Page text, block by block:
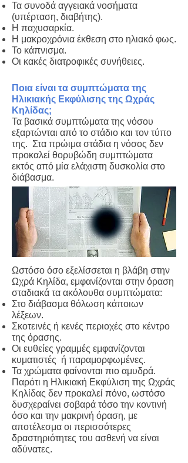
Τα συνοδά αγγειακά νοσήματα
(υπέρταση, διαβήτης).
Η παχυσαρκία.
Η μακροχρόνια έκθεση στο ηλιακό φως.
Το κάπνισμα.
Οι κακές διατροφικές συνήθειες.
Ποια είναι τα συμπτώματα της
Ηλικιακής Εκφύλισης της Ωχράς
Κηλίδας;
Τα βασικά συμπτώματα της νόσου
εξαρτώνται από το στάδιο και τον τύπο
της. Στα πρώιμα στάδια η νόσος δεν
προκαλεί θορυβώδη συμπτώματα
εκτός από μία ελάχιστη δυσκολία στο
διάβασμα.
Ωστόσο όσο εξελίσσεται η βλάβη στην
Ωχρά Κηλίδα, εμφανίζονται στην όραση
σταδιακά τα ακόλουθα συμπτώματα:
Στο διάβασμα θόλωση κάποιων
λέξεων.
Σκοτεινές ή κενές περιοχές στο κέντρο
της όρασης.
Οι ευθείες γραμμές εμφανίζονται
κυματιστές ή παραμορφωμένες.
Τα χρώματα φαίνονται πιο αμυδρά.
Παρότι η Ηλικιακή Εκφύλιση της Ωχράς
Κηλίδας δεν προκαλεί πόνο, ωστόσο
δυσχεραίνει σοβαρά τόσο την κοντινή
όσο και την μακρινή όραση, με
αποτέλεσμα οι περισσότερες
δραστηριότητες του ασθενή να είναι
αδύνατες.